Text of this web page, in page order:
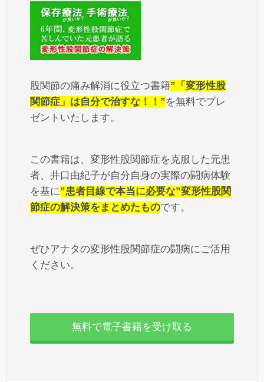
股関節の痛み解消に役立つ書籍”「変形性股
関節症」は自分で治すな！！”を無料でプレ
ゼントいたします。
この書籍は、変形性股関節症を克服した元患
者、井口由紀子が自分自身の実際の闘病体験
を基に”患者目線で本当に必要な”変形性股関
節症の解決策をまとめたものです。
ぜひアナタの変形性股関節症の闘病にご活用
ください。
無料で電子書籍を受け取る